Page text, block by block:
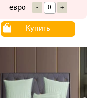
евро - +
Купить